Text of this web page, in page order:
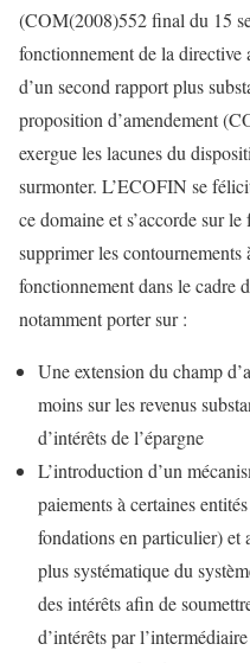
(COM(2008)552 final du 15
fonctionnement de la directive
d’un second rapport plus
proposition d’amendement
exergue les lacunes du
surmonter. L’ECOFIN se
ce domaine et s’accorde sur
supprimer les contournements
fonctionnement dans le cadre
notamment porter sur :
Une extension du champ
moins sur les revenus
d’intérêts de l’épargne
L’introduction d’un
paiements à certaines
fondations en particulier) et
plus systématique du
des intérêts afin de
d’intérêts par